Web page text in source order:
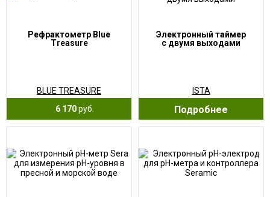
Рефрактометр Blue
Treasure
BLUE TREASURE
6 170руб.
Электронный таймер
с двумя выходами
ISTA
Подробнее